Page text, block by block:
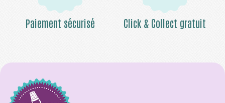
Paiement sécurisé Click & Collect gratuit